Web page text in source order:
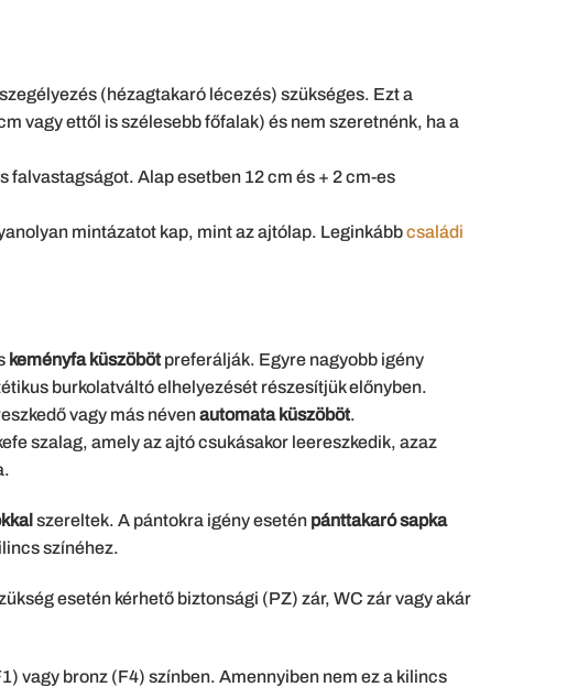
(hézagtakaró lécezés) szükséges. Ezt a
vagy ettől is szélesebb főfalak) és nem szeretnénk, ha a
falvastagságot. Alap esetben 12 cm és + 2 cm-es
mintázatot kap, mint az ajtólap. Leginkábbcsaládi
keményfa küszöbötpreferálják. Egyre nagyobb igény
burkolatváltó elhelyezését részesítjük előnyben.
vagy más névenautomata küszöböt.
szalag, amely az ajtó csukásakor leereszkedik, azaz
szereltek. A pántokra igény esetén pánttakaró sapka
színéhez.
esetén kérhető biztonsági (PZ) zár, WC zár vagy akár
vagy bronz (F4) színben. Amennyiben nem ez a kilincs